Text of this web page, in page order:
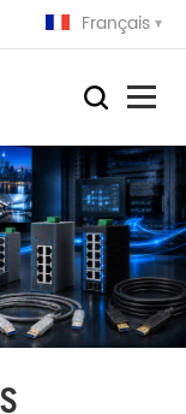
Français